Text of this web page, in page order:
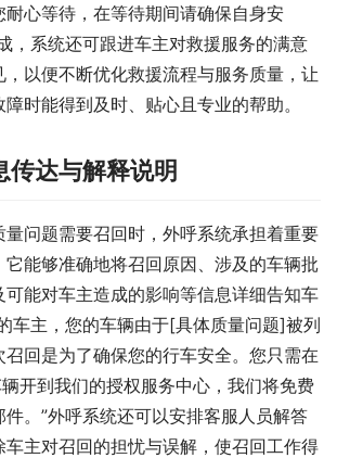
心等待，在等待期间请确保自身安
，系统还可跟进车主对救援服务的满意
，以便不断优化救援流程与服务质量，让
时能得到及时、贴心且专业的帮助。
传达与解释说明
问题需要召回时，外呼系统承担着重要
它能够准确地将召回原因、涉及的车辆批
可能对车主造成的影响等信息详细告知车
车主，您的车辆由于[具体质量问题]被列
召回是为了确保您的行车安全。您只需在
开到我们的授权服务中心，我们将免费
。”外呼系统还可以安排客服人员解答
主对召回的担忧与误解，使召回工作得